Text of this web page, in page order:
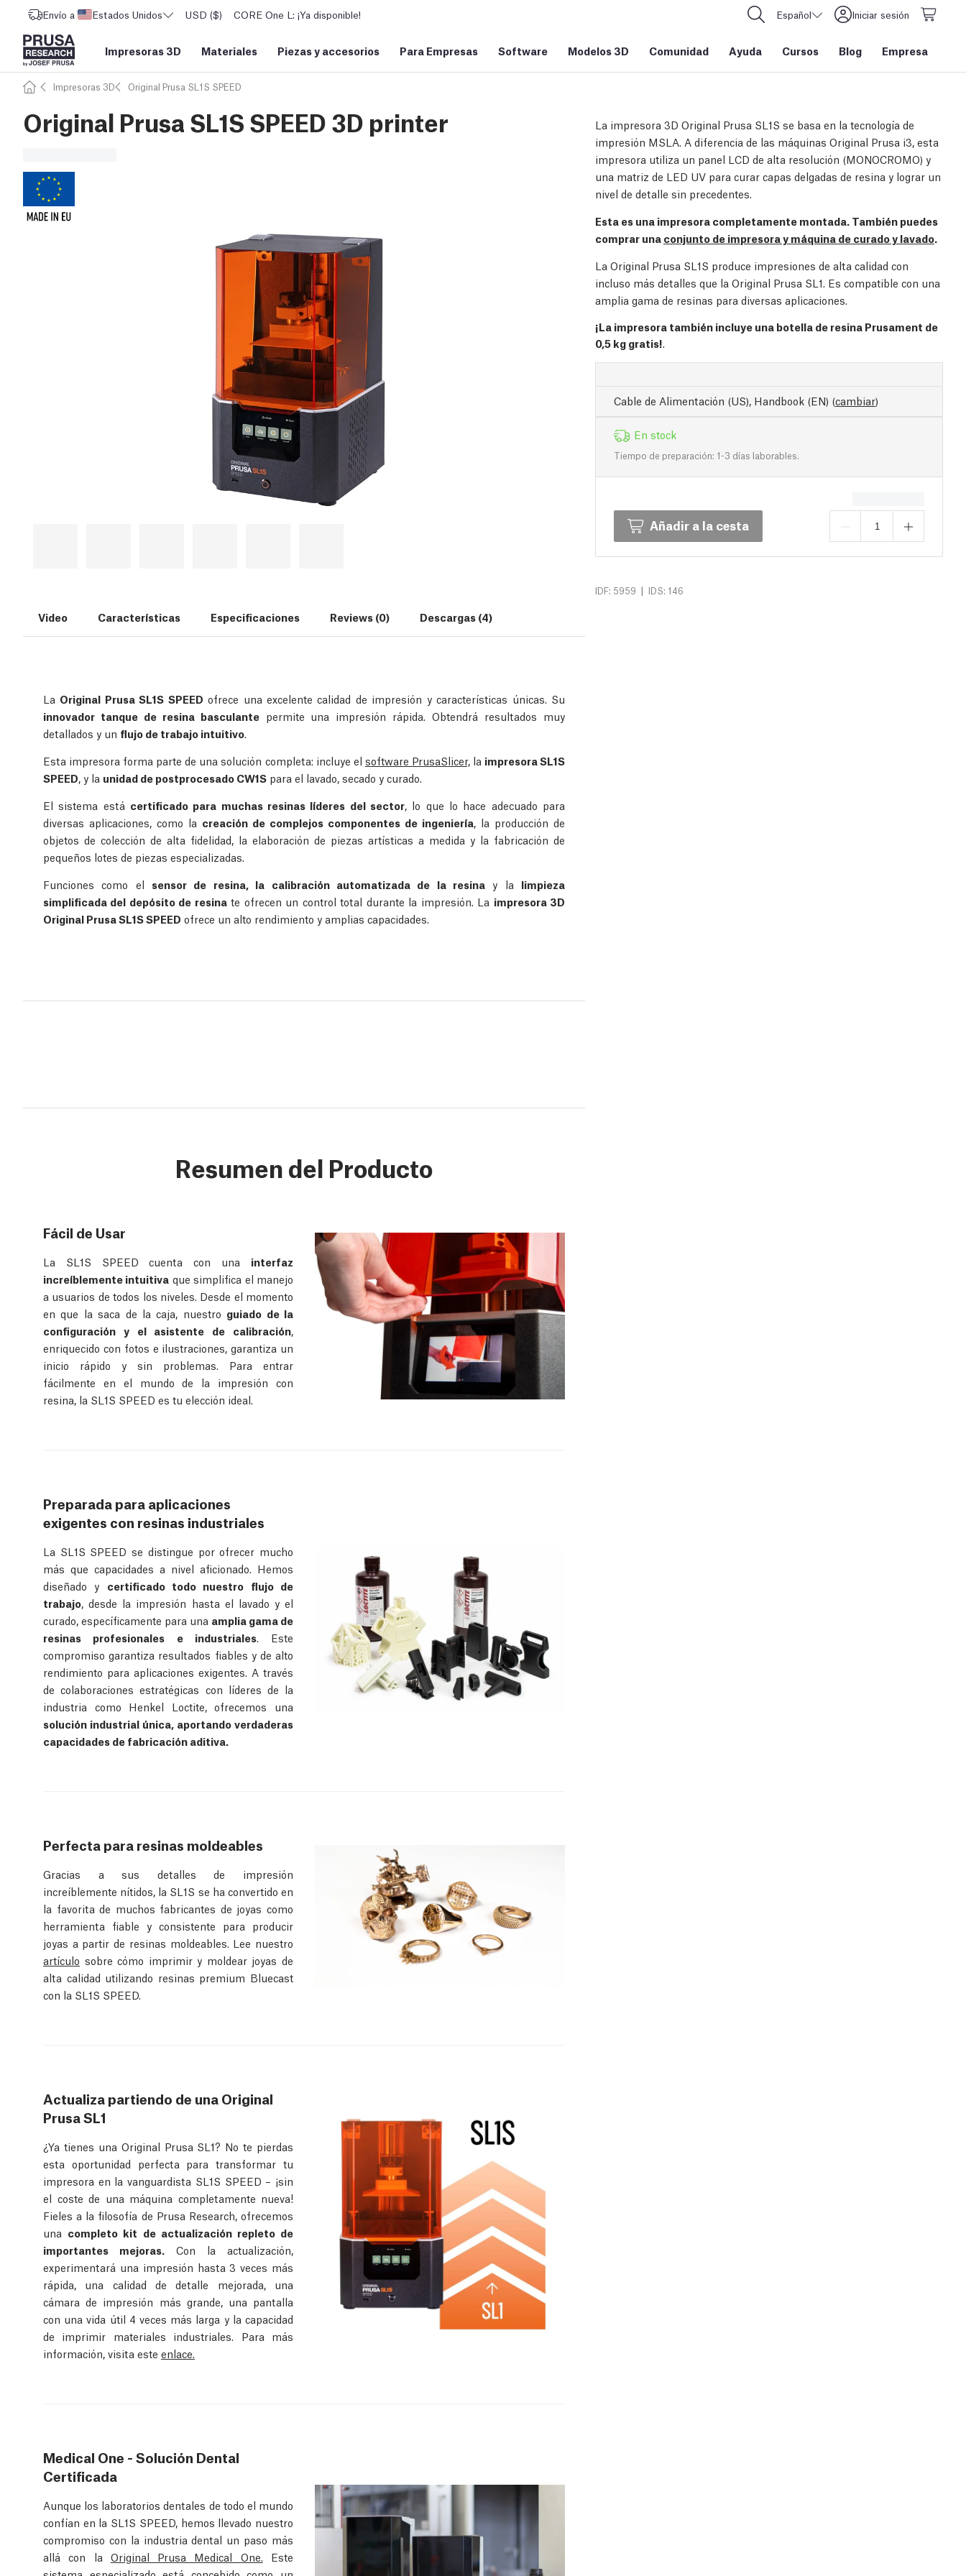
Envío a Estados Unidos USD ($) CORE One L: ¡Ya disponible! Español Iniciar sesión
Impresoras 3D Materiales Piezas y accesorios Para Empresas Software Modelos 3D Comunidad Ayuda Cursos Blog Empresa
Impresoras 3D Original Prusa SL1S SPEED
Original Prusa SL1S SPEED 3D printer
La impresora 3D Original Prusa SL1S se basa en la tecnología de
impresión MSLA. A diferencia de las máquinas Original Prusa i3, esta
impresora utiliza un panel LCD de alta resolución (MONOCROMO) y
una matriz de LED UV para curar capas delgadas de resina y lograr un
nivel de detalle sin precedentes.
Esta es una impresora completamente montada. También puedes
comprar una conjunto de impresora y máquina de curado y lavado.
La Original Prusa SL1S produce impresiones de alta calidad con
incluso más detalles que la Original Prusa SL1. Es compatible con una
amplia gama de resinas para diversas aplicaciones.
¡La impresora también incluye una botella de resina Prusament de
0,5 kg gratis!.
Cable de Alimentación (US), Handbook (EN) (cambiar)
En stock
Tiempo de preparación: 1-3 días laborables.
Añadir a la cesta
IDF: 5959 | IDS: 146
Video Características Especificaciones Reviews (0) Descargas (4)
La Original Prusa SL1S SPEED ofrece una excelente calidad de impresión y características únicas. Su
innovador tanque de resina basculantepermite una impresión rápida. Obtendrá resultados muy
detallados y un flujo de trabajo intuitivo.
Esta impresora forma parte de una solución completa: incluye el software PrusaSlicer,la impresora SL1S
SPEED, y la unidad de postprocesado CW1S para el lavado, secado y curado.
El sistema está certificado para muchas resinas líderes del sector, lo que lo hace adecuado para
diversas aplicaciones, como la creación de complejos componentes de ingeniería, la producción de
objetos de colección de alta fidelidad, la elaboración de piezas artísticas a medida y la fabricación de
pequeños lotes de piezas especializadas.
Funciones como el sensor de resina, la calibración automatizada de la resinay la limpieza
simplificada del depósito de resinate ofrecen un control total durante la impresión. La impresora 3D
Original Prusa SL1S SPEED ofrece un alto rendimiento y amplias capacidades.
Resumen del Producto
Fácil de Usar
La SL1S SPEED cuenta con una interfaz
increíblemente intuitiva que simplifica el manejo
a usuarios de todos los niveles. Desde el momento
en que la saca de la caja, nuestro guiado de la
configuración y el asistente de calibración,
enriquecido con fotos e ilustraciones, garantiza un
inicio rápido y sin problemas. Para entrar
fácilmente en el mundo de la impresión con
resina, la SL1S SPEED es tu elección ideal.
Preparada para aplicaciones
exigentes con resinas industriales
La SL1S SPEED se distingue por ofrecer mucho
más que capacidades a nivel aficionado. Hemos
diseñado y certificado todo nuestro flujo de
trabajo, desde la impresión hasta el lavado y el
curado, específicamente para una amplia gama de
resinas profesionales e industriales. Este
compromiso garantiza resultados fiables y de alto
rendimiento para aplicaciones exigentes. A través
de colaboraciones estratégicas con líderes de la
industria como Henkel Loctite, ofrecemos una
solución industrial única, aportando verdaderas
capacidades de fabricación aditiva.
Perfecta para resinas moldeables
Gracias a sus detalles de impresión
increíblemente nítidos, la SL1S se ha convertido en
la favorita de muchos fabricantes de joyas como
herramienta fiable y consistente para producir
joyas a partir de resinas moldeables. Lee nuestro
artículo sobre cómo imprimir y moldear joyas de
alta calidad utilizando resinas premium Bluecast
con la SL1S SPEED.
Actualiza partiendo de una Original
Prusa SL1
¿Ya tienes una Original Prusa SL1? No te pierdas
esta oportunidad perfecta para transformar tu
impresora en la vanguardista SL1S SPEED – ¡sin
el coste de una máquina completamente nueva!
Fieles a la filosofía de Prusa Research, ofrecemos
una completo kit de actualización repleto de
importantes mejoras. Con la actualización,
experimentará una impresión hasta 3 veces más
rápida, una calidad de detalle mejorada, una
cámara de impresión más grande, una pantalla
con una vida útil 4 veces más larga y la capacidad
de imprimir materiales industriales. Para más
información, visita este enlace.
Medical One - Solución Dental
Certificada
Aunque los laboratorios dentales de todo el mundo
confían en la SL1S SPEED, hemos llevado nuestro
compromiso con la industria dental un paso más
allá con la Original Prusa Medical One. Este